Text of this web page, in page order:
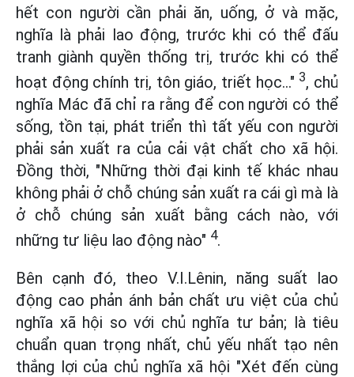
hết con người cần phải ăn, uống, ở và mặc,
nghĩa là phải lao động, trước khi có thể đấu
tranh giành quyền thống trị, trước khi có thể
hoạt động chính trị, tôn giáo, triết học…" 3, chủ
nghĩa Mác đã chỉ ra rằng để con người có thể
sống, tồn tại, phát triển thì tất yếu con người
phải sản xuất ra của cải vật chất cho xã hội.
Đồng thời, "Những thời đại kinh tế khác nhau
không phải ở chỗ chúng sản xuất ra cái gì mà là
ở chỗ chúng sản xuất bằng cách nào, với
những tư liệu lao động nào" 4.
Bên cạnh đó, theo V.I.Lênin, năng suất lao
động cao phản ánh bản chất ưu việt của chủ
nghĩa xã hội so với chủ nghĩa tư bản; là tiêu
chuẩn quan trọng nhất, chủ yếu nhất tạo nên
thắng lợi của chủ nghĩa xã hội "Xét đến cùng